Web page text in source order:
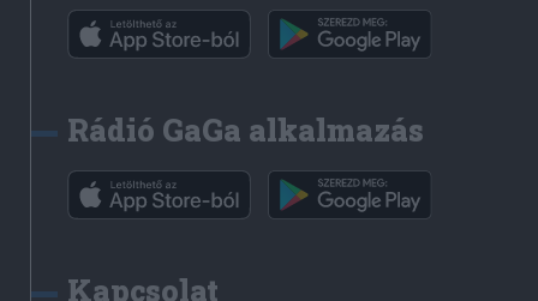
Rádió GaGa alkalmazás
Kapcsolat